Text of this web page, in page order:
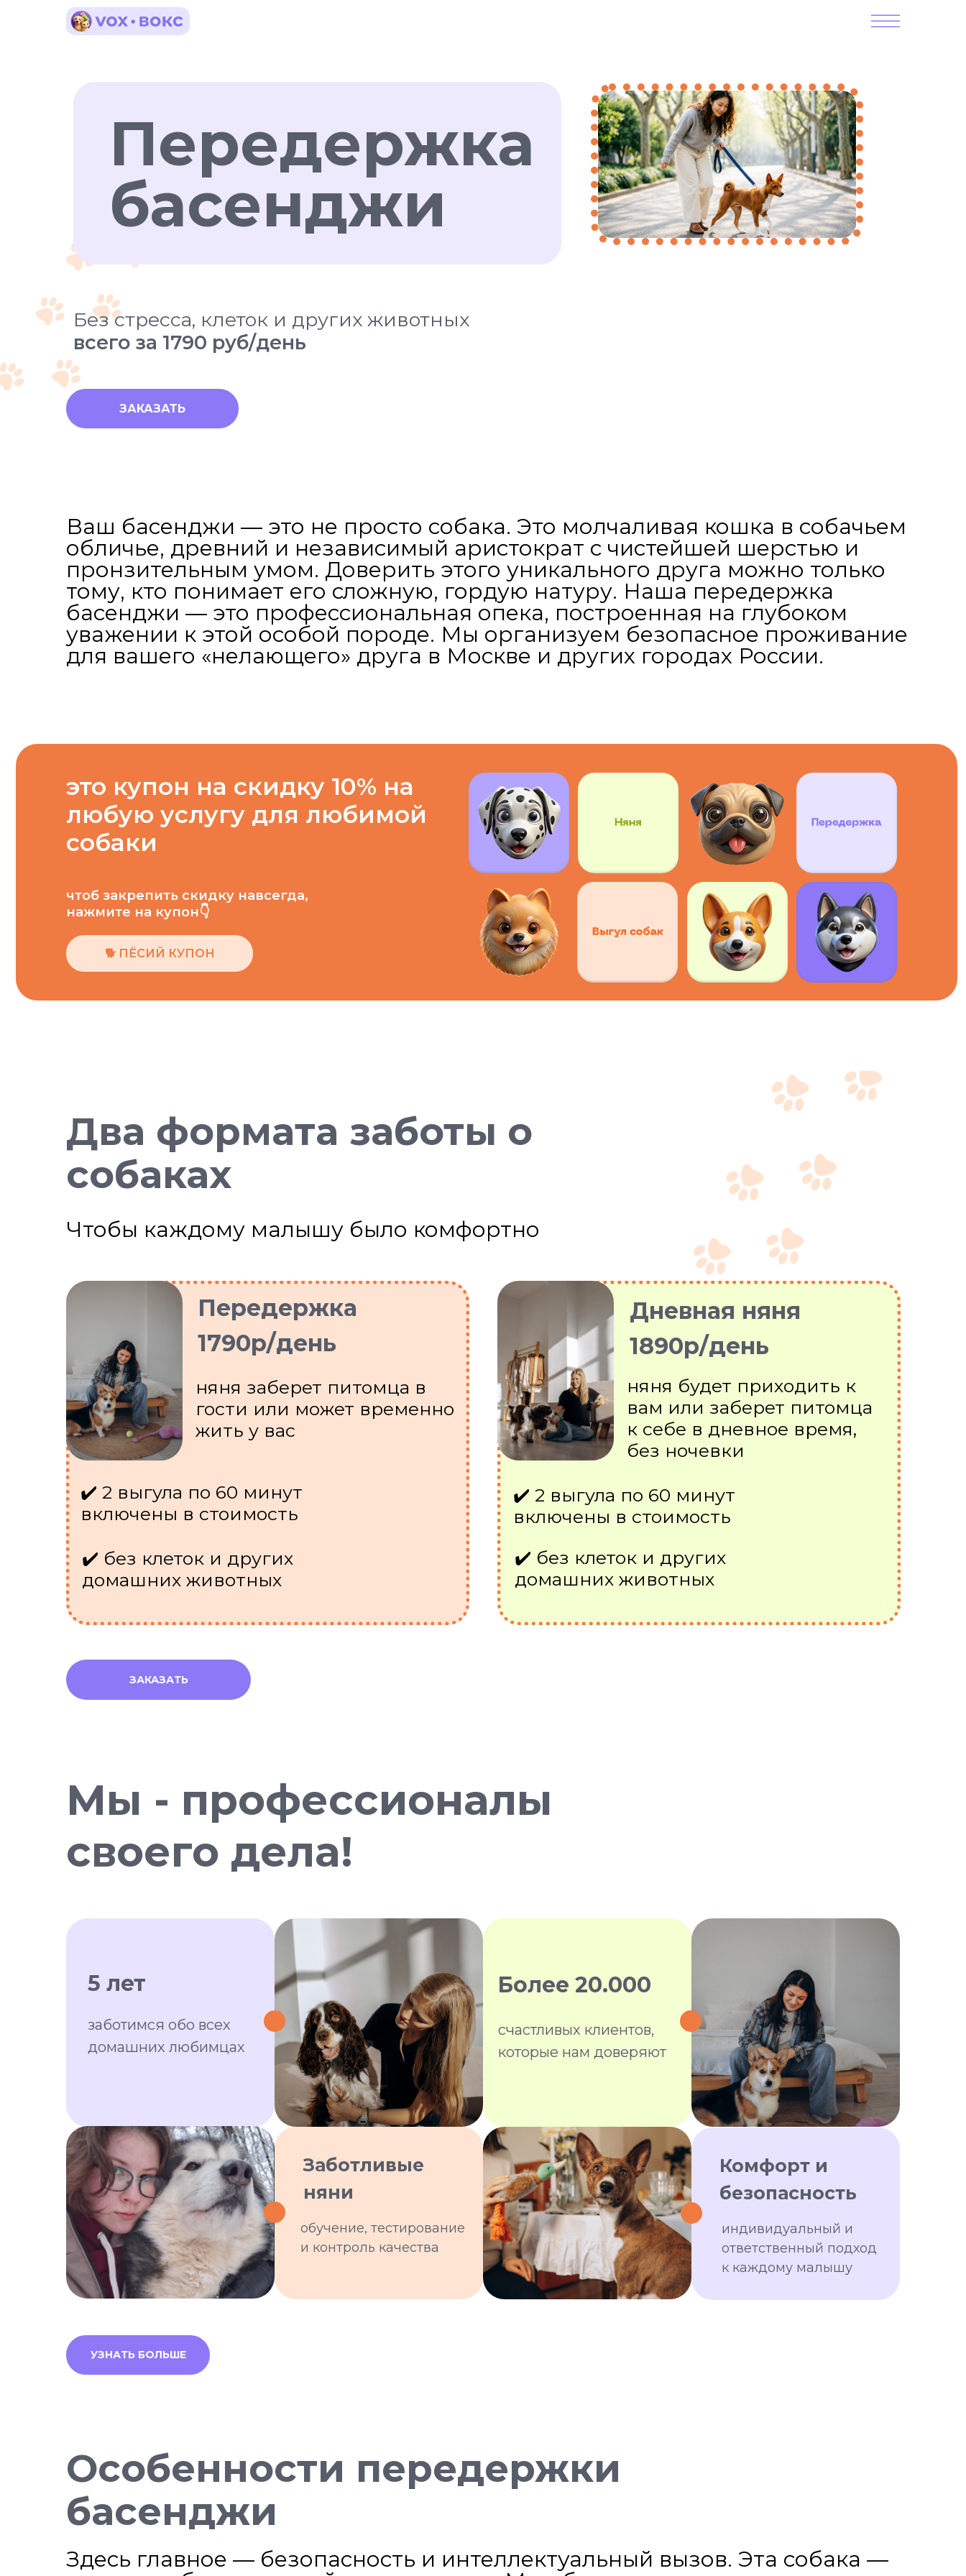
ЗАКАЗАТЬ
Без стресса, клеток и других животных
всего за 1790 руб/день
Передержка
басенджи
Ваш басенджи — это не просто собака. Это молчаливая кошка в собачьем
обличье, древний и независимый аристократ с чистейшей шерстью и
пронзительным умом. Доверить этого уникального друга можно только
тому, кто понимает его сложную, гордую натуру. Наша передержка
басенджи — это профессиональная опека, построенная на глубоком
уважении к этой особой породе. Мы организуем безопасное проживание
для вашего «нелающего» друга в Москве и других городах России.
это купон на скидку 10% на
любую услугу для любимой
собаки
чтоб закрепить скидку навсегда,
нажмите на купон👇
🐕 ПЁСИЙ КУПОН
Передержка
1790р/день
✔️ 2 выгула по 60 минут
включены в стоимость
няня заберет питомца в
гости или может временно
жить у вас
✔️ 2 выгула по 60 минут
включены в стоимость
✔️ без клеток и других
домашних животных
✔️ без клеток и других
домашних животных
Два формата заботы о
собаках
Чтобы каждому малышу было комфортно
Дневная няня
1890р/день
няня будет приходить к
вам или заберет питомца
к себе в дневное время,
без ночевки
ЗАКАЗАТЬ
5 лет
Мы - профессионалы
своего дела!
счастливых клиентов,
которые нам доверяют
Более 20.000
обучение, тестирование
и контроль качества
Заботливые
няни
индивидуальный и
ответственный подход
к каждому малышу
Комфорт и
безопасность
заботимся обо всех
домашних любимцах
УЗНАТЬ БОЛЬШЕ
Особенности передержки
басенджи
Здесь главное — безопасность и интеллектуальный вызов. Эта собака —